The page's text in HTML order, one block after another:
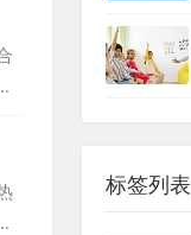
标签列表